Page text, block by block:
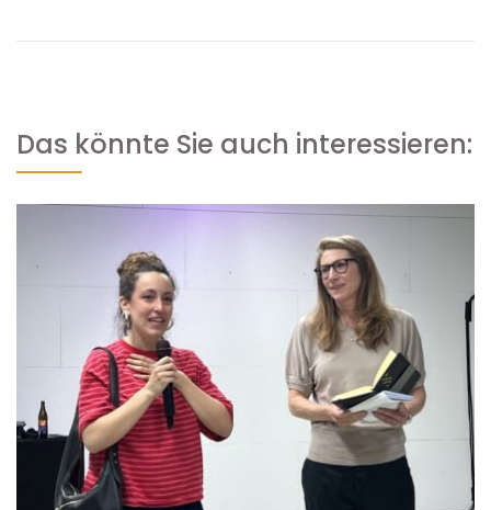
Das könnte Sie auch interessieren: